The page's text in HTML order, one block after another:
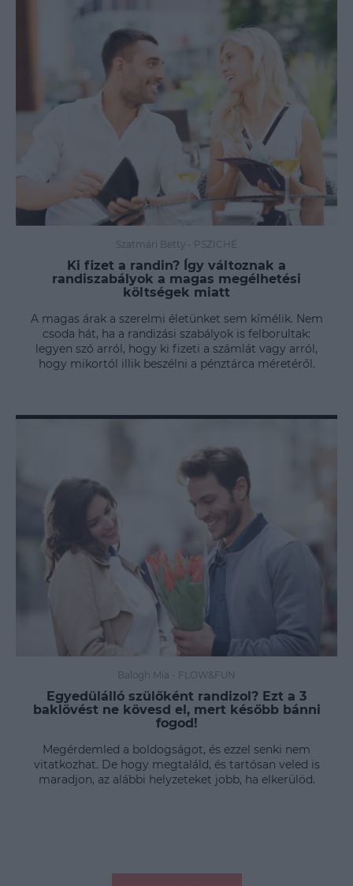
Szatmári Betty - PSZICHÉ
Ki fizet a randin? Így változnak a
randiszabályok a magas megélhetési
költségek miatt
A magas árak a szerelmi életünket sem kímélik. Nem
csoda hát, ha a randizási szabályok is felborultak:
legyen szó arról, hogy ki fizeti a számlát vagy arról,
hogy mikortól illik beszélni a pénztárca méretéről.
Balogh Mia - FLOW&FUN
Egyedülálló szülőként randizol? Ezt a 3
baklövést ne kövesd el, mert később bánni
fogod!
Megérdemled a boldogságot, és ezzel senki nem
vitatkozhat. De hogy megtaláld, és tartósan veled is
maradjon, az alábbi helyzeteket jobb, ha elkerülöd.